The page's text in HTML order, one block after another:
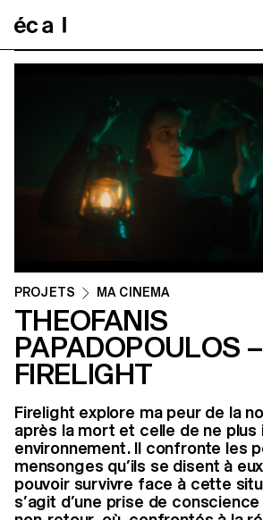
PROJETS MA CINEMA
THEOFANIS
PAPADOPOULOS –
FIRELIGHT
Firelight explore ma peur de la
après la mort et celle de ne plus
environnement. Il confronte les
mensonges qu’ils se disent à
pouvoir survivre face à cette
s’agit d’une prise de